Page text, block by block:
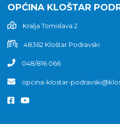
OPĆINA KLOŠTAR
Kralja Tomislava 2
48362 Kloštar Podravski
048/816 066
opcina-klostar-